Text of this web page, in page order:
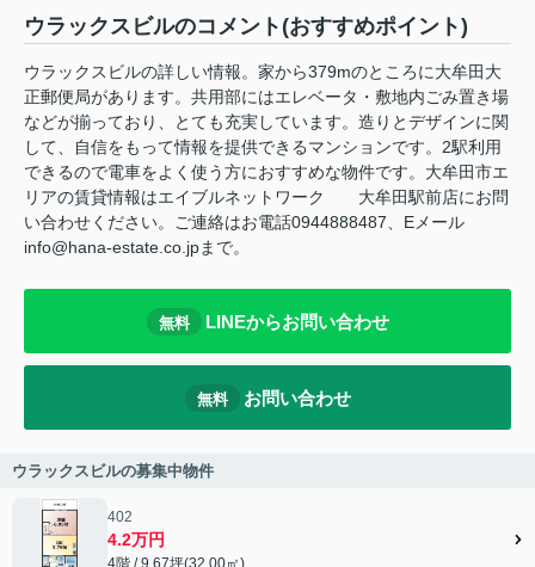
ウラックスビルのコメント(おすすめポイント)
ウラックスビルの詳しい情報。家から379mのところに大牟田大
正郵便局があります。共用部にはエレベータ・敷地内ごみ置き場
などが揃っており、とても充実しています。造りとデザインに関
して、自信をもって情報を提供できるマンションです。2駅利用
できるので電車をよく使う方におすすめな物件です。大牟田市エ
リアの賃貸情報はエイブルネットワーク 大牟田駅前店にお問
い合わせください。ご連絡はお電話0944888487、Eメール
info@hana-estate.co.jpまで。
無料 LINEからお問い合わせ
無料 お問い合わせ
ウラックスビルの募集中物件
402
4.2万円
4階 / 9.67坪(32.00㎡)